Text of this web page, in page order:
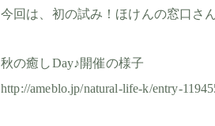
今回は、初の試み！ほけんの窓口さ
秋の癒しDay♪開催の様子
http://ameblo.jp/natural-life-k/entry-